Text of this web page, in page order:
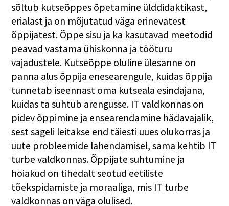
sõltub kutseõppes õpetamine ülddidaktikast,
erialast ja on mõjutatud väga erinevatest
õppijatest. Õppe sisu ja ka kasutavad meetodid
peavad vastama ühiskonna ja tööturu
vajadustele. Kutseõppe oluline ülesanne on
panna alus õppija enesearengule, kuidas õppija
tunnetab iseennast oma kutseala esindajana,
kuidas ta suhtub arengusse. IT valdkonnas on
pidev õppimine ja ensearendamine hädavajalik,
sest sageli leitakse end täiesti uues olukorras ja
uute probleemide lahendamisel, sama kehtib IT
turbe valdkonnas. Õppijate suhtumine ja
hoiakud on tihedalt seotud eetiliste
tõekspidamiste ja moraaliga, mis IT turbe
valdkonnas on väga olulised.